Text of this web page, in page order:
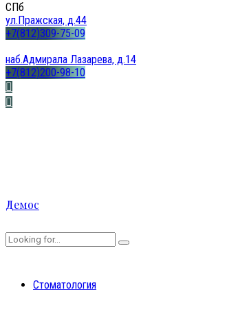
СПб
ул.Пражская, д.44
+7(812)309-75-09
наб.Адмирала Лазарева, д.14
+7(812)200-98-10
Демос
Стоматология